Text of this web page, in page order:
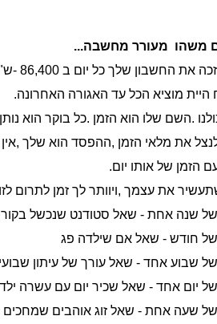
משהו מעורר מחשבה...
את החשבון שלך כל יום ב - 86,400ש
היית מוציא הכל עד האגורה האחרונה.
.השם שלו הוא הזמן .כל בוקר הוא נותן
את מלאי הזמן ,ההפסד הוא שלך ,אין
הזמן של אותו יום.
את עצמך ,ויוותר לך זמן לתרום
של שנה אחת - שאל סטודנט שנכשל
של חודש - שאל אם שילדה פג
של שבוע אחד - שאל עורך של עיתון שבועי
של יום אחד - שאל שכיר יום עם עשרה
של שעה אחת - שאל זוג אוהבים שמחכים